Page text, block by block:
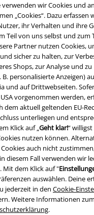
wir Cookies und
„Cookies“. Dazu erfassen
ihr Verhalten und ihre
Teil von uns selbst und zum
Partner nutzen Cookies,
sicher zu halten, zur
Shops, zur Analyse und zu
personalisierte Anzeigen)
und auf Drittwebseiten.
vorgenommen werden,
dem aktuell geltenden EU-
unterliegen und
Klick auf „Geht klar!“
nutzen können.
auch nicht
diesem Fall verwenden wir
Mit dem Klick auf "
auswählen. Deine
jederzeit in den Cookie-
Weitere Informationen
.